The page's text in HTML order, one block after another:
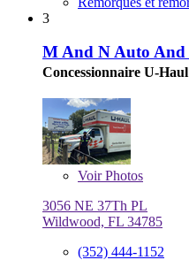
3
M And N Auto
Concessionnaire U-
VoirPhotos
3056 NE 37Th PL
Wildwood, FL 34785
(352) 444-1152